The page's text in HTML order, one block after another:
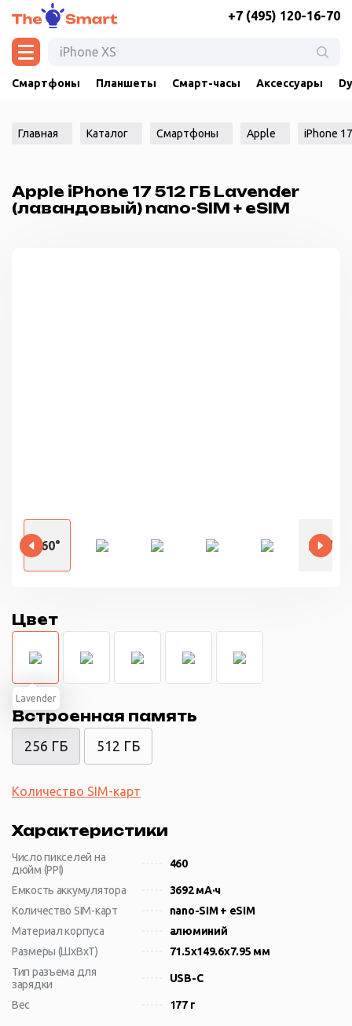
+7 (495) 120-16-70
Смартфоны Планшеты Смарт-часы Аксессуары
Главная Каталог Смартфоны Apple iPhone 17
Apple iPhone 17 512 ГБ Lavender
(лавандовый) nano-SIM + eSIM
360° 360°
Цвет
Lavender
Встроенная память
256 ГБ 512 ГБ
Количество SIM-карт
Характеристики
Число пикселей на
дюйм (PPI)
460
Емкость аккумулятора
3692 мА·ч
Количество SIM-карт
nano-SIM + eSIM
Материал корпуса
алюминий
Размеры (ШxВxТ)
71.5x149.6x7.95 мм
Тип разъема для
зарядки
USB-C
Вес 177 г